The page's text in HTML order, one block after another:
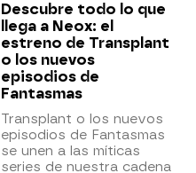
Descubre todo lo que
llega a Neox: el
estreno de Transplant
o los nuevos
episodios de
Fantasmas
Transplant o los nuevos
episodios de Fantasmas
se unen a las míticas
series de nuestra cadena